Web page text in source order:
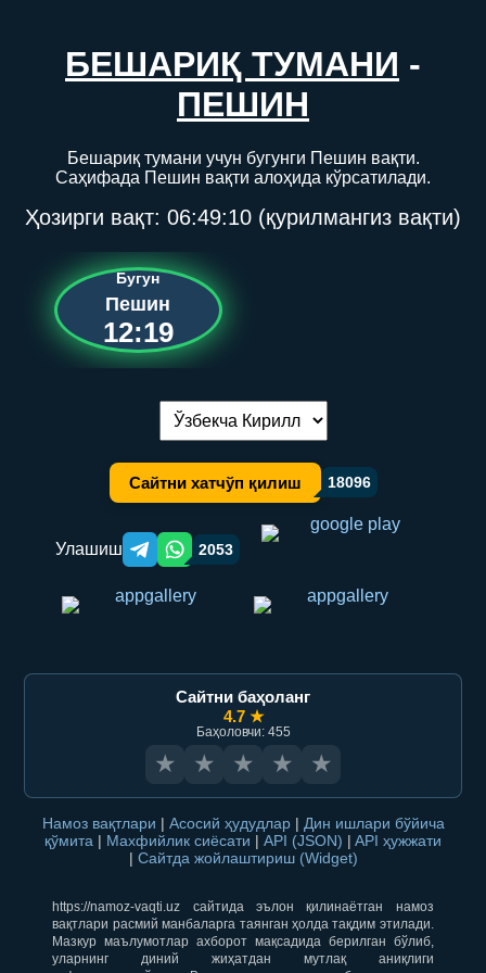
БЕШАРИҚ ТУМАНИ -
ПЕШИН
Бешариқ тумани учун бугунги Пешин вақти.
Саҳифада Пешин вақти алоҳида кўрсатилади.
Ҳозирги вақт: 06:49:10 (қурилмангиз вақти)
Бугун
Пешин
12:19
Тилни алмаштириш:
Сайтни хатчўп қилиш 18096
Улашиш Telegram orqali ulashish
WhatsApp orqali ulashish
2053
Сайтни баҳоланг
4.7 ★
Баҳоловчи: 455
★ ★ ★ ★ ★
Намоз вақтлари | Асосий ҳудудлар | Дин ишлари бўйича
қўмита | Махфийлик сиёсати | API (JSON) | API ҳужжати
| Сайтда жойлаштириш (Widget)
https://namoz-vaqti.uz сайтида эълон қилинаётган намоз
вақтлари расмий манбаларга таянган ҳолда тақдим этилади.
Мазкур маълумотлар ахборот мақсадида берилган бўлиб,
уларнинг диний жиҳатдан мутлақ аниқлиги